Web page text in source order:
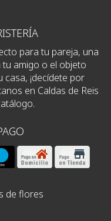
para tu pareja, una
amigo o el objeto
¡decídete por
en Caldas de Reis
de flores